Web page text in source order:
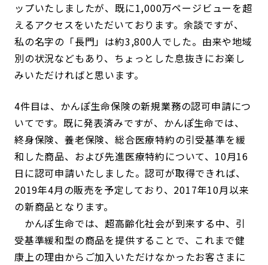
ップいたしましたが、既に1,000万ページビューを超
えるアクセスをいただいております。余談ですが、
私の名字の「長門」は約3,800人でした。由来や地域
別の状況などもあり、ちょっとした息抜きにお楽し
みいただければと思います。
4件目は、かんぽ生命保険の新規業務の認可申請につ
いてです。既に発表済みですが、かんぽ生命では、
終身保険、養老保険、総合医療特約の引受基準を緩
和した商品、および先進医療特約について、10月16
日に認可申請いたしました。認可が取得できれば、
2019年4月の販売を予定しており、2017年10月以来
の新商品となります。
かんぽ生命では、超高齢化社会が到来する中、引
受基準緩和型の商品を提供することで、これまで健
康上の理由からご加入いただけなかったお客さまに